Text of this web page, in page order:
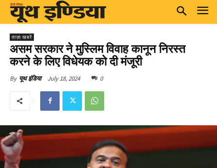
ताज़ा खबरें
असम सरकार ने मुस्लिम विवाह कानून निरस्त
करने के लिए विधेयक को दी मंजूरी
By यूथ इंडिया July 18, 2024 0